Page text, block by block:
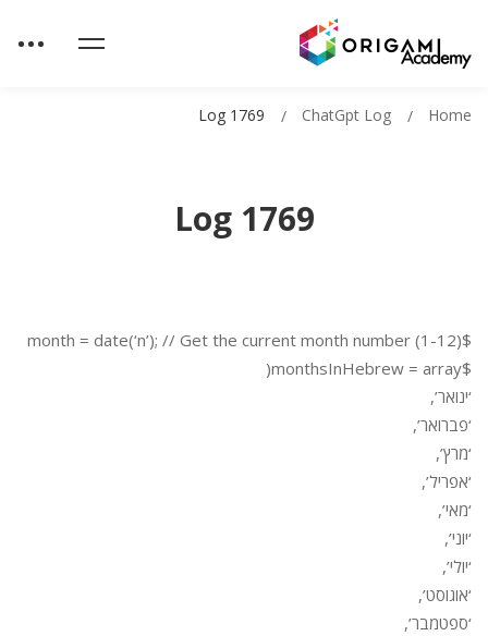
Log 1769
Home
ChatGpt Log
Log 1769
$month = date(‘n’); // Get the current month number (1-12)
$monthsInHebrew = array(
‘ינואר’,
‘פברואר’,
‘מרץ’,
‘אפריל’,
‘מאי’,
‘יוני’,
‘יולי’,
‘אוגוסט’,
‘ספטמבר’,